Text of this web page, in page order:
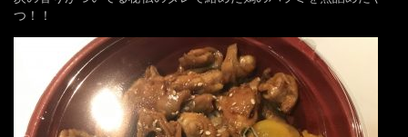
つ！！